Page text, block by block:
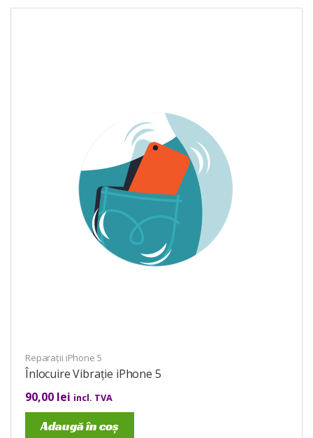
Reparații iPhone 5
Înlocuire Vibrație iPhone 5
90,00 lei incl. TVA
Adaugă în coș